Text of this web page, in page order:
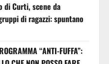
di Curti, scene da
di ragazzi: spuntano
“ANTI-FUFFA”: